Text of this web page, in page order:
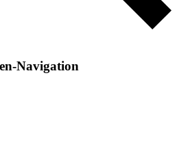
Navigation